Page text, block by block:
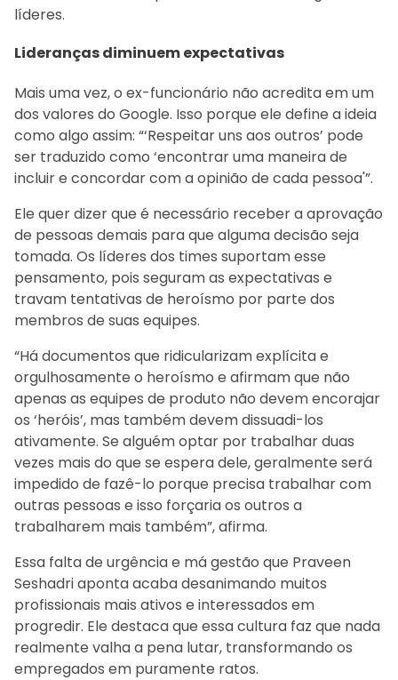
líderes.
Lideranças diminuem expectativas
Mais uma vez, o ex-funcionário não acredita em um
dos valores do Google. Isso porque ele define a ideia
como algo assim: “‘Respeitar uns aos outros’ pode
ser traduzido como ‘encontrar uma maneira de
incluir e concordar com a opinião de cada pessoa'”.
Ele quer dizer que é necessário receber a aprovação
de pessoas demais para que alguma decisão seja
tomada. Os líderes dos times suportam esse
pensamento, pois seguram as expectativas e
travam tentativas de heroísmo por parte dos
membros de suas equipes.
“Há documentos que ridicularizam explícita e
orgulhosamente o heroísmo e afirmam que não
apenas as equipes de produto não devem encorajar
os ‘heróis’, mas também devem dissuadi-los
ativamente. Se alguém optar por trabalhar duas
vezes mais do que se espera dele, geralmente será
impedido de fazê-lo porque precisa trabalhar com
outras pessoas e isso forçaria os outros a
trabalharem mais também”, afirma.
Essa falta de urgência e má gestão que Praveen
Seshadri aponta acaba desanimando muitos
profissionais mais ativos e interessados em
progredir. Ele destaca que essa cultura faz que nada
realmente valha a pena lutar, transformando os
empregados em puramente ratos.